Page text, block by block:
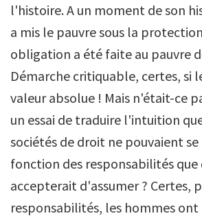
l'histoire. A un moment de son
a mis le pauvre sous la
obligation a été faite au pauvre
Démarche critiquable, certes, si
valeur absolue ! Mais n'était-ce
un essai de traduire l'intuition
sociétés de droit ne pouvaient
fonction des responsabilités que
accepterait d'assumer ? Certes,
responsabilités, les hommes ont